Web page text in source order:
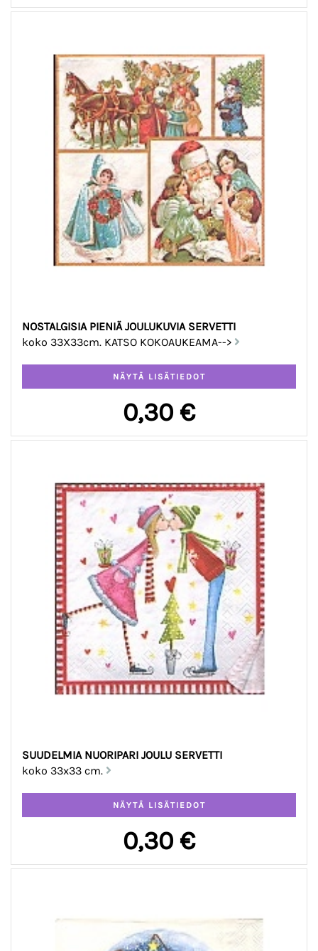
NOSTALGISIA PIENIÄ JOULUKUVIA SERVETTI
koko 33X33cm. KATSO KOKOAUKEAMA-->
0,30 €
SUUDELMIA NUORIPARI JOULU SERVETTI
koko 33x33 cm.
0,30 €